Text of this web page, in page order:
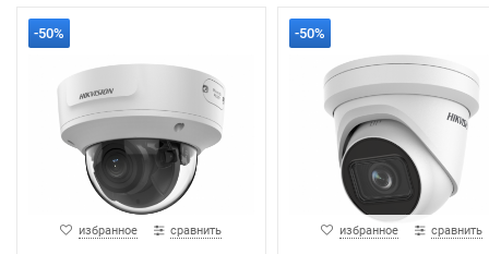
-50%
избранное сравнить
-50%
избранное сравнить